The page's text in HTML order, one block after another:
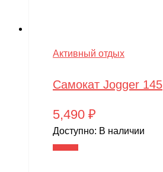
Активный отдых
Самокат Jogger 145
5,490 ₽
Доступно: В наличии